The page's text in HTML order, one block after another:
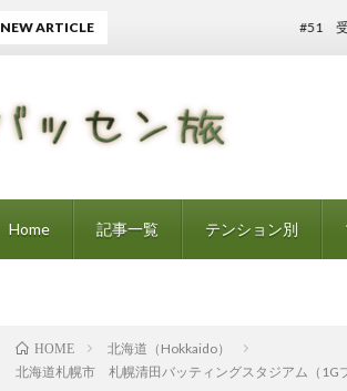
Home 記事一覧 テンション別
NEW ARTICLE #51 受動意
HOME
北海道（Hokkaido）
北海道札幌市 札幌清田バッティングスタジアム（1G